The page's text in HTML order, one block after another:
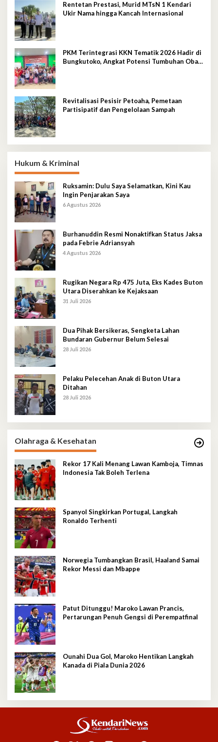
Rentetan Prestasi, Murid MTsN 1 Kendari
Ukir Nama hingga Kancah Internasional
PKM Terintegrasi KKN Tematik 2026 Hadir di
Bungkutoko, Angkat Potensi Tumbuhan Obat
Revitalisasi Pesisir Petoaha, Pemetaan
Partisipatif dan Pengelolaan Sampah
Hukum & Kriminal
Ruksamin: Dulu Saya Selamatkan, Kini Kau
Ingin Penjarakan Saya
6 Agustus 2026
Burhanuddin Resmi Nonaktifkan Status Jaksa
pada Febrie Adriansyah
4 Agustus 2026
Rugikan Negara Rp 475 Juta, Eks Kades Buton
Utara Diserahkan ke Kejaksaan
31 Juli 2026
Dua Pihak Bersikeras, Sengketa Lahan
Bundaran Gubernur Belum Selesai
28 Juli 2026
Pelaku Pelecehan Anak di Buton Utara
Ditahan
28 Juli 2026
Olahraga & Kesehatan
Rekor 17 Kali Menang Lawan Kamboja, Timnas
Indonesia Tak Boleh Terlena
Spanyol Singkirkan Portugal, Langkah
Ronaldo Terhenti
Norwegia Tumbangkan Brasil, Haaland Samai
Rekor Messi dan Mbappe
Patut Ditunggu! Maroko Lawan Prancis,
Pertarungan Penuh Gengsi di Perempatfinal
Ounahi Dua Gol, Maroko Hentikan Langkah
Kanada di Piala Dunia 2026